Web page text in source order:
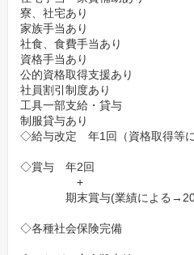
寮、社宅あり
家族手当あり
社食、食費手当あり
資格手当あり
公的資格取得支援あり
社員割引制度あり
工具一部支給・貸与
制服貸与あり
◇給与改定 年1回（資格取得等に
◇賞与 年2回
+
期末賞与(業績による→20
◇各種社会保険完備